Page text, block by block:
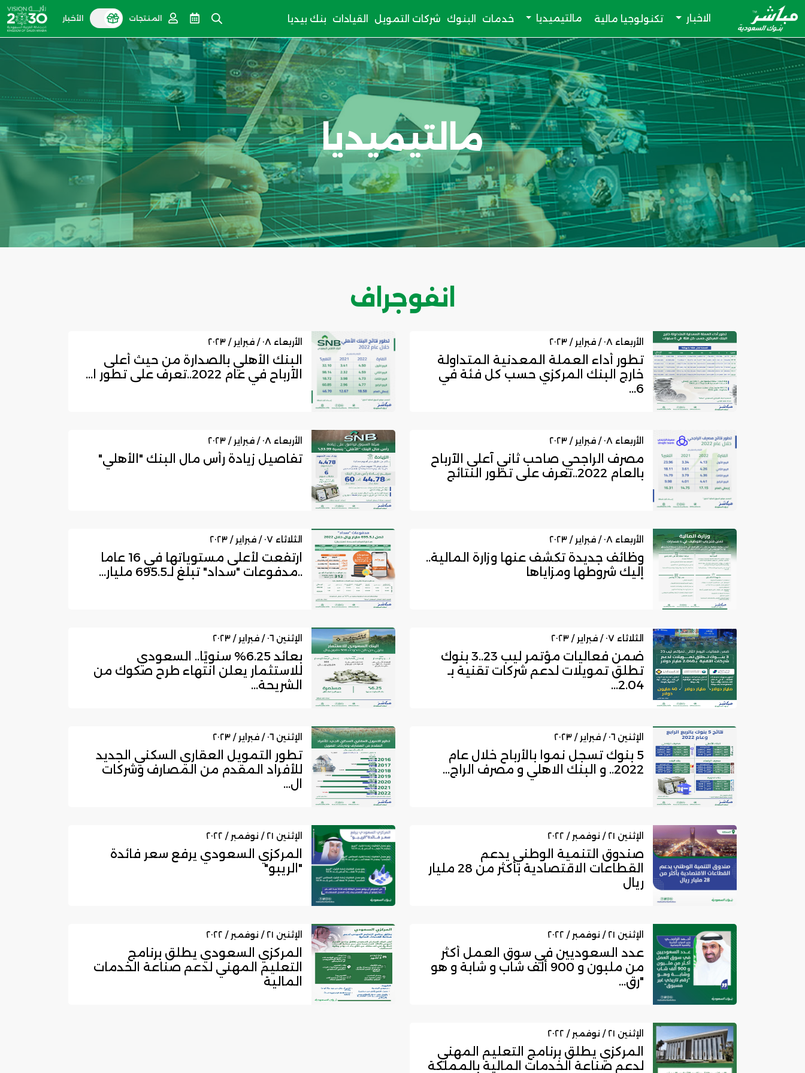
مالتيميديا
انفوجراف
الأربعاء ٠٨ / فبراير / ٢٠٢٣
تطور أداء العملة المعدنية المتداولة
خارج البنك المركزي حسب كل فئة في
6...
الأربعاء ٠٨ / فبراير / ٢٠٢٣
البنك الأهلي بالصدارة من حيث أعلى
الآرباح في عام 2022..تعرف على تطور ا...
الأربعاء ٠٨ / فبراير / ٢٠٢٣
مصرف الراجحي صاحب ثاني آعلى الآرباح
بالعام 2022..تعرف على تطور النتائج
الأربعاء ٠٨ / فبراير / ٢٠٢٣
تفاصيل زيادة رأس مال البنك "الأهلي"
الأربعاء ٠٨ / فبراير / ٢٠٢٣
وظائف جديدة تكشف عنها وزارة المالية..
إليك شروطها ومزاياها
الثلاثاء ٠٧ / فبراير / ٢٠٢٣
ارتفعت لأعلى مستوياتها في 16 عاماً
..مدفوعات "سداد" تبلغ لـ695.5 مليار...
الثلاثاء ٠٧ / فبراير / ٢٠٢٣
ضمن فعاليات مؤتمر ليب 23..3 بنوك
تطلق تمويلات لدعم شركات تقنية بـ
2.04...
الإثنين ٠٦ / فبراير / ٢٠٢٣
بعائد 6.25% سنويًا.. السعودي
للاستثمار يعلن انتهاء طرح صكوك من
الشريحة...
الإثنين ٠٦ / فبراير / ٢٠٢٣
5 بنوك تسجل نموا بالأرباح خلال عام
2022.. و البنك الاهلي و مصرف الراج...
الإثنين ٠٦ / فبراير / ٢٠٢٣
تطور التمويل العقاري السكني الجديد
للأفراد المقدم من المصارف وشركات
ال...
الإثنين ٢١ / نوفمبر / ٢٠٢٢
صندوق التنمية الوطني يدعم
القطاعات الاقتصادية بأكثر من 28 مليار
ريال
الإثنين ٢١ / نوفمبر / ٢٠٢٢
المركزي السعودي يرفع سعر فائدة
"الريبو"
الإثنين ٢١ / نوفمبر / ٢٠٢٢
عدد السعوديين في سوق العمل أكثر
من ملبون و 900 ألف شاب و شابة و هو
"رق...
الإثنين ٢١ / نوفمبر / ٢٠٢٢
المركزي السعودي يطلق برنامج
التعليم المهني لدعم صناعة الخدمات
المالية
الإثنين ٢١ / نوفمبر / ٢٠٢٢
المركزي يطلق برنامج التعليم المهني
لدعم صناعة الخدمات المالية بالمملكة
الاخبار تكنولوجيا مالية مالتيميديا خدمات البنوك شركات التمويل القيادات بنك بيديا المنتجات الأخبار